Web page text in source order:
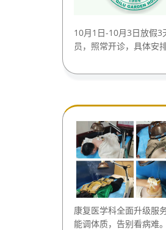
10月1日-10月3日放假3
员，照常开诊，具体安
康复医学科全面升级服
能调体质，告别看病难